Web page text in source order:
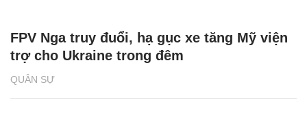
QUÂN SỰ
FPV Nga truy đuổi, hạ gục xe tăng Mỹ viện
trợ cho Ukraine trong đêm